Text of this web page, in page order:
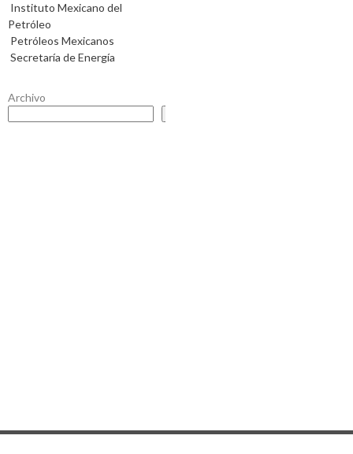
Instituto Mexicano del
Petróleo
Petróleos Mexicanos
Secretaría de Energía
Archivo